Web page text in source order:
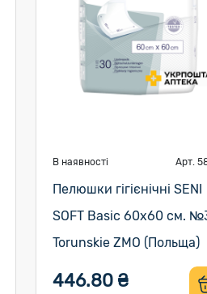
В наявності Арт.
Пелюшки гігієнічні SENI
SOFT Basic 60х60 см.
Torunskie ZMO (Польща)
446.80 ₴